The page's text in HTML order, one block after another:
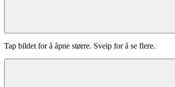
Tap bildet for å åpne større. Sveip for å se flere.